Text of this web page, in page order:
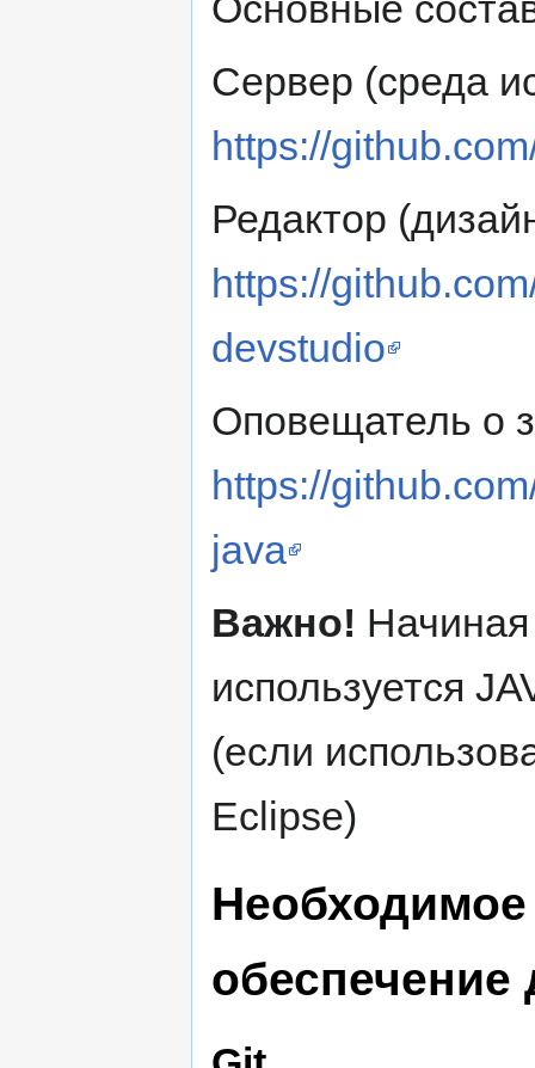
Сервер (среда
https://
Редактор
https://
devstudio
Оповещатель о
https://
java
Важно! Начиная
используется
(если
Eclipse)
обеспечение